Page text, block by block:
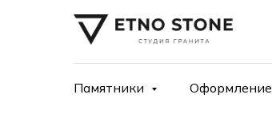
Памятники Оформление